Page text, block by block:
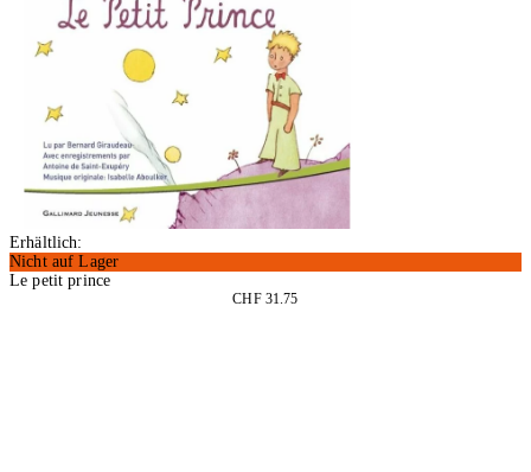
Erhältlich:
Nicht auf Lager
Le petit prince
CHF 31.75